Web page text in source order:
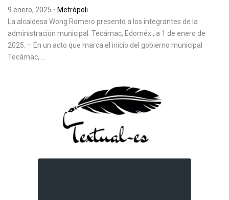
9 enero, 2025 • Metrópoli
La alcaldesa Wong Romero presentó a los integrantes de la
administración municipal. Tecámac, Edoméx., a 1 de enero de
2025. – En un acto que marca el inicio del gobierno municipal
Tecámac, ...